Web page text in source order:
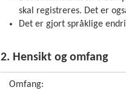
skal registreres. Det er
Det er gjort språklige
2. Hensikt og omfang
Omfang: